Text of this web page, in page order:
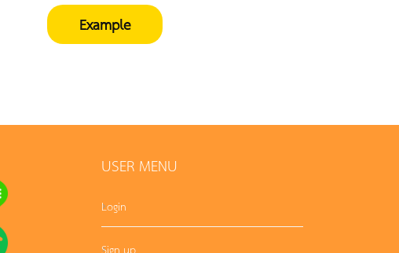
Example
USER MENU
Login
Sign up